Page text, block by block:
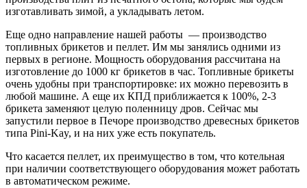
изготавливать зимой, а укладывать летом.
Еще одно направление нашей работы — производство
топливных брикетов и пеллет. Им мы занялись одними из
первых в регионе. Мощность оборудования рассчитана на
изготовление до 1000 кг брикетов в час. Топливные брикеты
очень удобны при транспортировке: их можно перевозить в
любой машине. А еще их КПД приближается к 100%, 2-3
брикета заменяют целую поленницу дров. Сейчас мы
запустили первое в Печоре производство древесных брикетов
типа Pini-Kay, и на них уже есть покупатель.
Что касается пеллет, их преимущество в том, что котельная
при наличии соответствующего оборудования может работать
в автоматическом режиме.